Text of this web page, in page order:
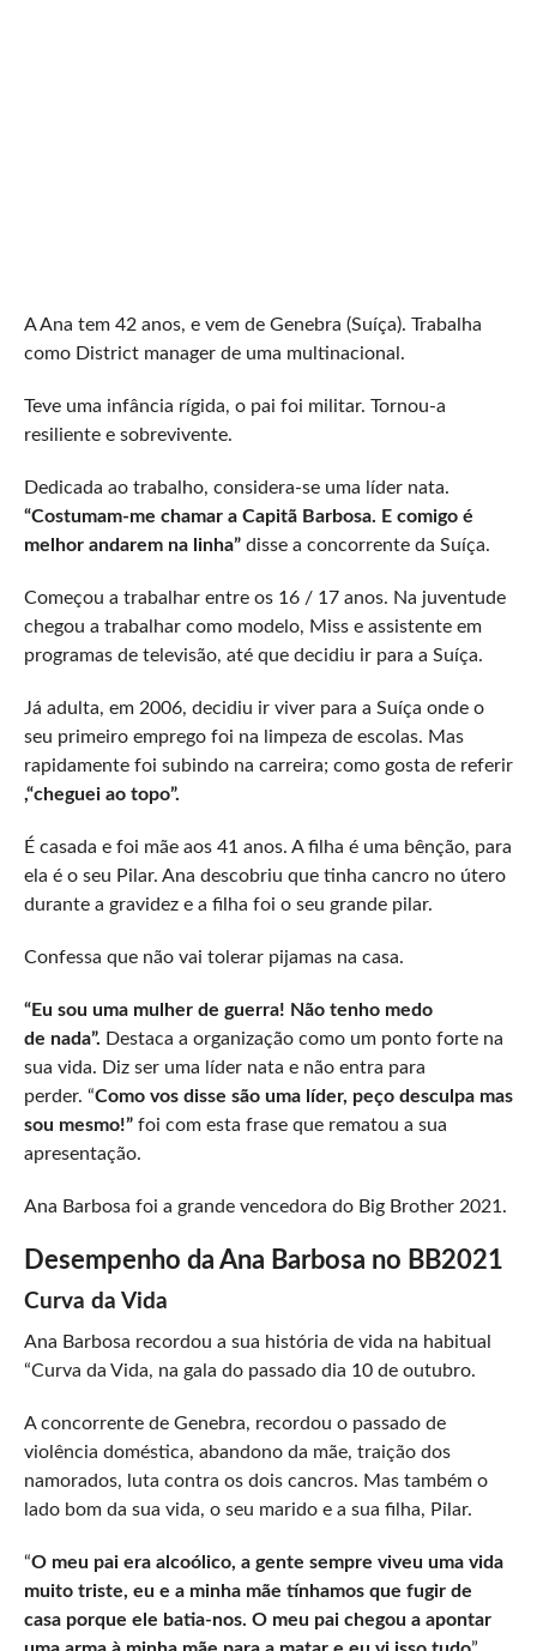
A Ana tem 42 anos, e vem de Genebra (Suíça). Trabalha
como District manager de uma multinacional.
Teve uma infância rígida, o pai foi militar. Tornou-a
resiliente e sobrevivente.
Dedicada ao trabalho, considera-se uma líder nata.
“Costumam-me chamar a Capitã Barbosa. E comigo é
melhor andarem na linha”disse a concorrente da Suíça.
Começou a trabalhar entre os 16 / 17 anos. Na juventude
chegou a trabalhar como modelo, Miss e assistente em
programas de televisão, até que decidiu ir para a Suíça.
Já adulta, em 2006, decidiu ir viver para a Suíça onde o
seu primeiro emprego foi na limpeza de escolas. Mas
rapidamente foi subindo na carreira; como gosta de referir
,“cheguei ao topo”.​
É casada e foi mãe aos 41 anos. A filha é uma bênção, para
ela é o seu Pilar. Ana descobriu que tinha cancro no útero
durante a gravidez e a filha foi o seu grande pilar.
Confessa que não vai tolerar pijamas na casa.
“Eu sou uma mulher de guerra! Não tenho medo
de nada”. Destaca a organização como um ponto forte na
sua vida. Diz ser uma líder nata e não entra para
perder. “Como vos disse são uma líder, peço desculpa mas
sou mesmo!”foi com esta frase que rematou a sua
apresentação.
Ana Barbosa foi a grande vencedora do Big Brother 2021.
Desempenho da Ana Barbosa no BB2021
Curva da Vida
Ana Barbosa recordou a sua história de vida na habitual
“Curva da Vida, na gala do passado dia 10 de outubro.
A concorrente de Genebra, recordou o passado de
violência doméstica, abandono da mãe, traição dos
namorados, luta contra os dois cancros. Mas também o
lado bom da sua vida, o seu marido e a sua filha, Pilar.
“O meu pai era alcoólico, a gente sempre viveu uma vida
muito triste, eu e a minha mãe tínhamos que fugir de
casa porque ele batia-nos. O meu pai chegou a apontar